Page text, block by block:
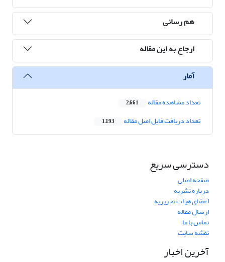
هم رسانی
ارجاع به این مقاله
آمار
تعداد مشاهده مقاله 2,661
تعداد دریافت فایل اصل مقاله 1,193
دسترسی سریع
صفحه اصلی
درباره نشریه
اعضای هیات تحریریه
ارسال مقاله
تماس با ما
نقشه سایت
آخرین اخبار